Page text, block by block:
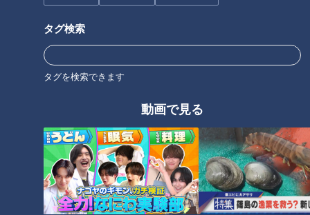
タグ検索
タグを検索できます
動画で見る
たくさん！人気ファミレス店の
工夫とは？
石丸幹二「すごい痩せました
ね！」…世界一楽なスクワッ
ト！？ダイエットのスペシャリ
ストに学ぶ「無理なくやせる方
法」